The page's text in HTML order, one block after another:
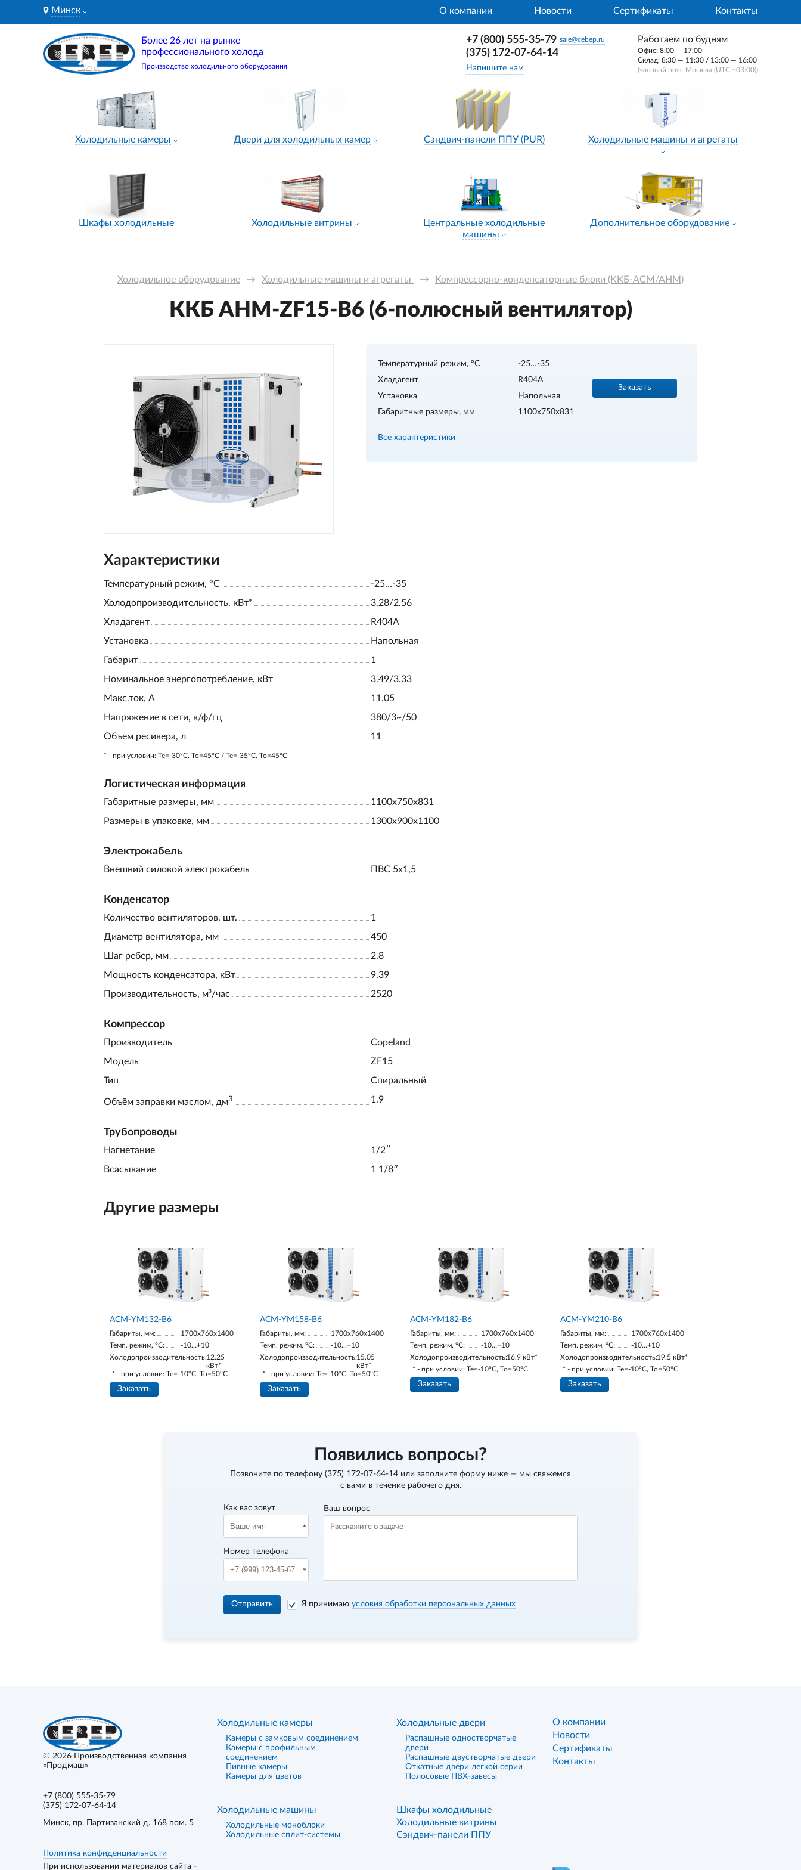
Минск О компании Новости Сертификаты Контакты
Более 26 лет на рынке
профессионального холода
Производство холодильного оборудования
+7 (800) 555-35-79 sale@cebep.ru
(375) 172-07-64-14
Напишите нам
Работаем по будням
Офис: 8:00 — 17:00
Склад: 8:30 — 11:30 / 13:00 — 16:00
(часовой пояс Москвы (UTC +03:00))
Холодильные камеры Двери для холодильных камер Сэндвич-панели ППУ (PUR) Холодильные машины и агрегаты
Шкафы холодильные Холодильные витрины
Центральные холодильные
машины
Дополнительное оборудование
Холодильное оборудование → Холодильные машины и агрегаты → Компрессорно-конденсаторные блоки (ККБ-АСМ/АНМ)
ККБ AНM-ZF15-В6 (6-полюсный вентилятор)
Температурный режим, °С
-25…-35
Хладагент
R404A
Установка
Напольная
Габаритные размеры, мм
1100х750х831
Заказать
Все характеристики
Характеристики
Температурный режим, °С
-25…-35
Холодопроизводительность, кВт*
3.28/2.56
Хладагент
R404A
Установка
Напольная
Габарит
1
Номинальное энергопотребление, кВт
3.49/3.33
Макс.ток, А
11.05
Напряжение в сети, в/ф/гц
380/3~/50
Объем ресивера, л
11
* - при условии: Te=-30ºC, To=45ºC / Te=-35ºC, To=45ºC
Логистическая информация
Габаритные размеры, мм
1100х750х831
Размеры в упаковке, мм
1300х900х1100
Электрокабель
Внешний силовой электрокабель ПВС 5х1,5
Конденсатор
Количество вентиляторов, шт.
1
Диаметр вентилятора, мм
450
Шаг ребер, мм
2.8
Мощность конденсатора, кВт
9.39
Производительность, м³/час
2520
Компрессор
Производитель
Copeland
Модель
ZF15
Тип
Спиральный
Объём заправки маслом, дм3 1.9
Трубопроводы
Нагнетание
1/2ʺ
Всасывание
1 1/8ʺ
Другие размеры
АСМ-YM132-В6
Габариты, мм:
1700х760х1400
Темп. режим, °С:
-10…+10
Холодопроизводительность:12.25
кВт*
* - при условии: Te=-10ºC, To=50ºC
Заказать
АСМ-YM158-В6
Габариты, мм:
1700х760х1400
Темп. режим, °С:
-10…+10
Холодопроизводительность:15.05
кВт*
* - при условии: Te=-10ºC, To=50ºC
Заказать
АСМ-YM182-В6
Габариты, мм:
1700х760х1400
Темп. режим, °С:
-10…+10
Холодопроизводительность:16.9 кВт*
* - при условии: Te=-10ºC, To=50ºC
Заказать
АСМ-YM210-В6
Габариты, мм:
1700х760х1400
Темп. режим, °С:
-10…+10
Холодопроизводительность:19.5 кВт*
* - при условии: Te=-10ºC, To=50ºC
Заказать
Появились вопросы?
Позвоните по телефону (375) 172-07-64-14 или заполните форму ниже — мы свяжемся
с вами в течение рабочего дня.
Как вас зовут
Номер телефона
Ваш вопрос
Отправить Я принимаю условия обработки персональных данных
© 2026
Производственная компания
«Продмаш»
+7 (800) 555-35-79
(375) 172-07-64-14
Минск, пр. Партизанский д. 168 пом. 5
Политика конфиденциальности
При использовании материалов сайта -
Холодильные камеры
Камеры с замковым соединением
Камеры с профильным
соединением
Пивные камеры
Камеры для цветов
Холодильные двери
Распашные одностворчатые
двери
Распашные двустворчатые двери
Откатные двери легкой серии
Полосовые ПВХ-завесы
Холодильные машины
Холодильные моноблоки
Холодильные сплит-системы
Шкафы холодильные
Холодильные витрины
Сэндвич-панели ППУ
О компании
Новости
Сертификаты
Контакты